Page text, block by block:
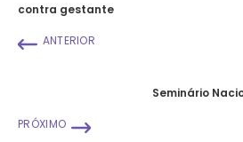
contra gestante
ANTERIOR
Seminário
PRÓXIMO